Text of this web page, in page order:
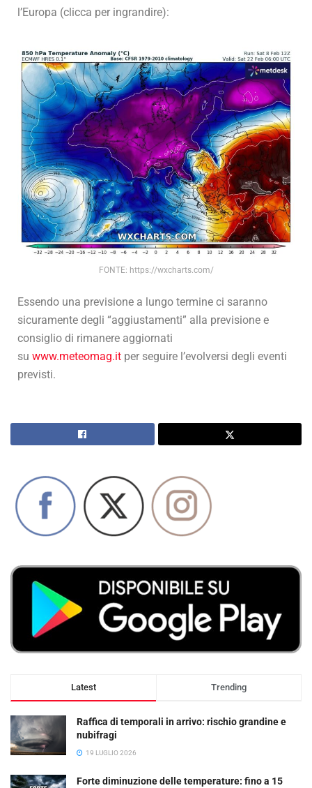
l’Europa (clicca per ingrandire):
FONTE: https://wxcharts.com/
Essendo una previsione a lungo termine ci saranno
sicuramente degli “aggiustamenti” alla previsione e
consiglio di rimanere aggiornati
su www.meteomag.it per seguire l’evolversi degli eventi
previsti.
Latest Trending
Raffica di temporali in arrivo: rischio grandine e
nubifragi
19 LUGLIO 2026
Forte diminuzione delle temperature: fino a 15